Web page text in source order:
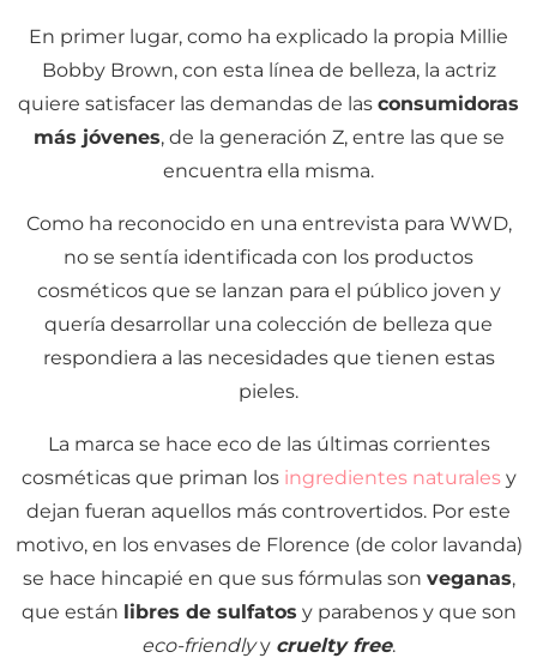
En primer lugar, como ha explicado la propia Millie
Bobby Brown, con esta línea de belleza, la actriz
quiere satisfacer las demandas de las consumidoras
más jóvenes, de la generación Z, entre las que se
encuentra ella misma.
Como ha reconocido en una entrevista para WWD,
no se sentía identificada con los productos
cosméticos que se lanzan para el público joven y
quería desarrollar una colección de belleza que
respondiera a las necesidades que tienen estas
pieles.
La marca se hace eco de las últimas corrientes
cosméticas que priman los ingredientes naturalesy
dejan fueran aquellos más controvertidos. Por este
motivo, en los envases de Florence (de color lavanda)
se hace hincapié en que sus fórmulas son veganas,
que están libres de sulfatos y parabenos y que son
eco-friendlyy cruelty free.